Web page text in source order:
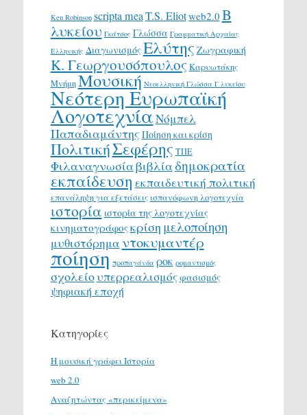
Ken Robinson scripta meaT.S. Eliotweb2.0 Β
λυκείου Γκάτσος Γλώσσα Γραμματική Αρχαίας
Ελληνικής ΔιαγωνισμόςΕλύτης Ζωγραφική
Κ. Γεωργουσόπουλος Καρυωτάκης
ΜνήμηΜουσική Νεοελληνική Γλώσσα Γ λυκείου
Νεότερη Ευρωπαϊκή
ΛογοτεχνίαΝόμπελ
Παπαδιαμάντης Ποίηση και κρίση
ΠολιτικήΣεφέρης ΤΠΕ
Φιλαναγνωσίαβιβλίαδημοκρατία
εκπαίδευση εκπαιδευτική πολιτική
επανάληψη για εξετάσεις ισπανόφωνη λογοτεχνία
ιστορία ιστορία της λογοτεχνίας
κινηματογράφοςκρίση μελοποίηση
μυθιστόρημα ντοκυμαντέρ
ποίηση προπαγάνδα ροκ ρομαντισμός
σχολείουπερρεαλισμόςφασισμός
ψηφιακή εποχή
Κατηγορίες
H μουσική γράφει Ιστορία
web 2.0
Αναζητώντας «περικείμενα»